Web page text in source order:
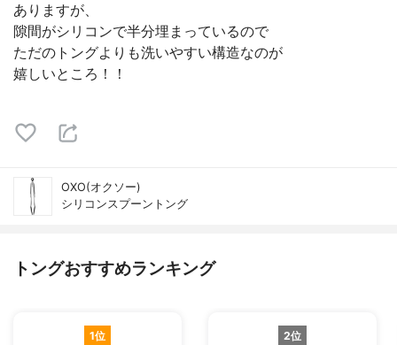
ありますが、
隙間がシリコンで半分埋まっているので
ただのトングよりも洗いやすい構造なのが
嬉しいところ！！
OXO(オクソー)
シリコンスプーントング
トングおすすめランキング
1位 2位